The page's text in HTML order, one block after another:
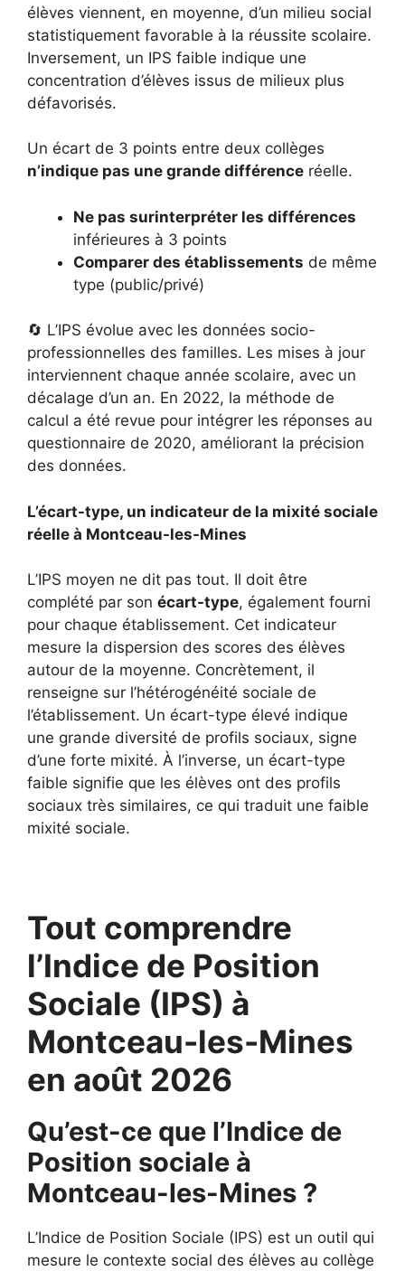
élèves viennent, en moyenne, d’un milieu social
statistiquement favorable à la réussite scolaire.
Inversement, un IPS faible indique une
concentration d’élèves issus de milieux plus
défavorisés.
Un écart de 3 points entre deux collèges
n’indique pas une grande différence réelle.
Ne pas surinterpréter les différences
inférieures à 3 points
Comparer des établissements de même
type (public/privé)
🔄 L’IPS évolue avec les données socio-
professionnelles des familles. Les mises à jour
interviennent chaque année scolaire, avec un
décalage d’un an. En 2022, la méthode de
calcul a été revue pour intégrer les réponses au
questionnaire de 2020, améliorant la précision
des données.
L’écart-type, un indicateur de la mixité sociale
réelle à Montceau-les-Mines
L’IPS moyen ne dit pas tout. Il doit être
complété par son écart-type, également fourni
pour chaque établissement. Cet indicateur
mesure la dispersion des scores des élèves
autour de la moyenne. Concrètement, il
renseigne sur l’hétérogénéité sociale de
l’établissement. Un écart-type élevé indique
une grande diversité de profils sociaux, signe
d’une forte mixité. À l’inverse, un écart-type
faible signifie que les élèves ont des profils
sociaux très similaires, ce qui traduit une faible
mixité sociale.
Tout comprendre
l’Indice de Position
Sociale (IPS) à
Montceau-les-Mines
en août 2026
Qu’est-ce que l’Indice de
Position sociale à
Montceau-les-Mines ?
L’Indice de Position Sociale (IPS) est un outil qui
mesure le contexte social des élèves au collège